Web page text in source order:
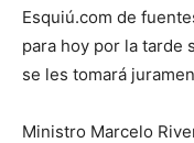
Esquiú.com de
para hoy por la tarde
se les tomará
Ministro Marcelo